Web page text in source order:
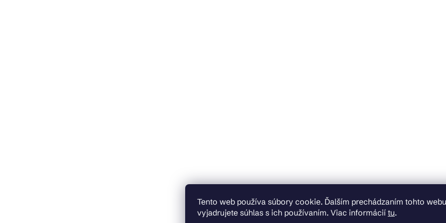
Tento web používa súbory cookie. Ďalším prechádzaním tohto webu
vyjadrujete súhlas s ich používaním. Viac informácií tu.